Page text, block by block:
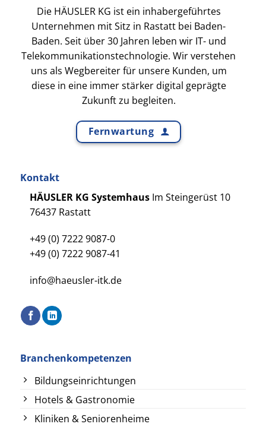
Die HÄUSLER KG ist ein inhabergeführtes
Unternehmen mit Sitz in Rastatt bei Baden-
Baden. Seit über 30 Jahren leben wir IT- und
Telekommunikationstechnologie. Wir verstehen
uns als Wegbereiter für unsere Kunden, um
diese in eine immer stärker digital geprägte
Zukunft zu begleiten.
Fernwartung
Kontakt
HÄUSLER KG Systemhaus Im Steingerüst 10
76437 Rastatt
+49 (0) 7222 9087-0
+49 (0) 7222 9087-41
info@haeusler-itk.de
Branchenkompetenzen
Bildungseinrichtungen
Hotels & Gastronomie
Kliniken & Seniorenheime